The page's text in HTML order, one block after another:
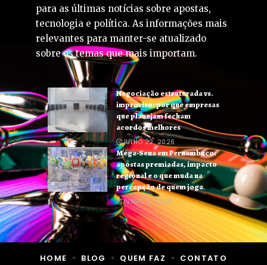
para as últimas notícias sobre apostas,
tecnologia e política. As informações mais
relevantes para manter-se atualizado
sobre os temas que mais importam.
Negociação estruturada vs.
improviso: por que empresas
que planejam fecham
acordos melhores
JULHO 22, 2026
Mega-Sena em Pernambuco:
apostas premiadas, impacto
regional e o que muda na
percepção de quem joga
JUNHO 8, 2026
HOME BLOG QUEM FAZ CONTATO